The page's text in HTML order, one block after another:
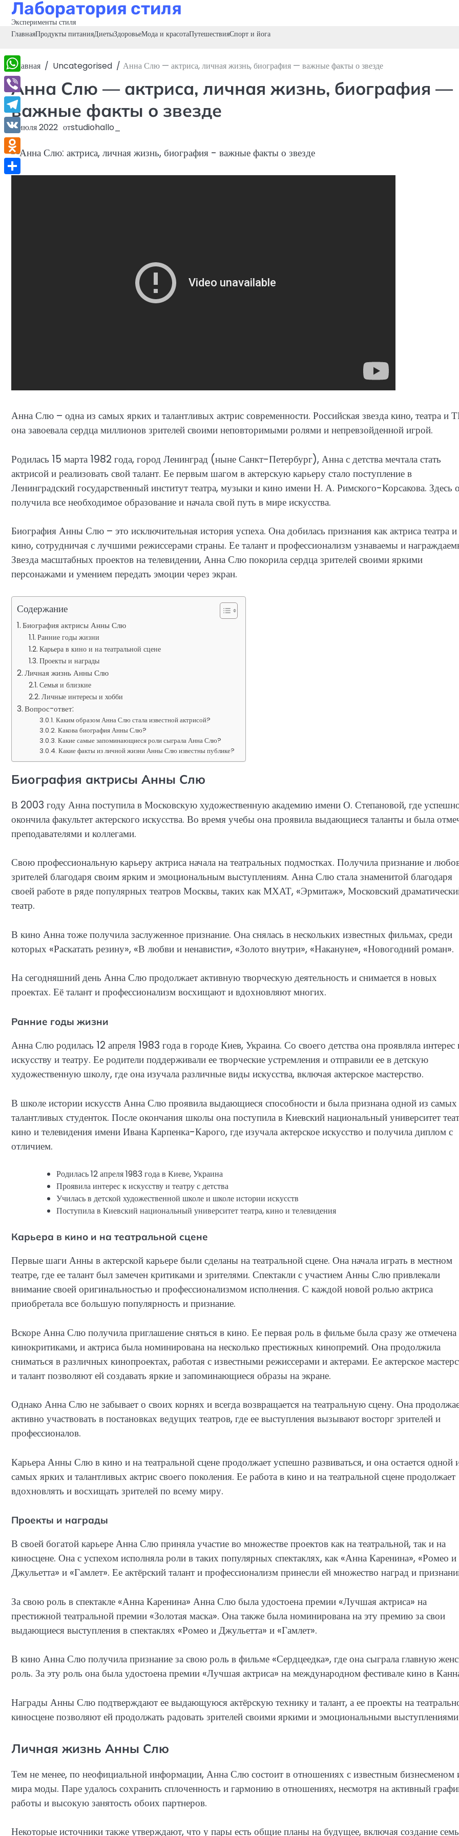
Перейти
содержимому
Лаборатория стиля
Эксперименты стиля
ГлавнаяПродукты питанияДиетыЗдоровьеМода и красотаПутешествияСпорт и йога
Главная Uncategorised Анна Слю — актриса, личная жизнь, биография — важные факты о звезде
Анна Слю — актриса, личная жизнь, биография —
важные факты о звезде
6 июля 2022 отstudiohallo_
Анна Слю – одна из самых ярких и талантливых актрис современности. Российская звезда кино, театра и
она завоевала сердца миллионов зрителей своими неповторимыми ролями и непревзойденной игрой.
Родилась 15 марта 1982 года, город Ленинград (ныне Санкт-Петербург), Анна с детства мечтала стать
актрисой и реализовать свой талант. Ее первым шагом в актерскую карьеру стало поступление в
Ленинградский государственный институт театра, музыки и кино имени Н. А. Римского-Корсакова. Здесь
получила все необходимое образование и начала свой путь в мире искусства.
Биография Анны Слю – это исключительная история успеха. Она добилась признания как актриса театра и
кино, сотрудничая с лучшими режиссерами страны. Ее талант и профессионализм узнаваемы и
Звезда масштабных проектов на телевидении, Анна Слю покорила сердца зрителей своими яркими
персонажами и умением передать эмоции через экран.
Содержание
Биография актрисы Анны Слю
Ранние годы жизни
Карьера в кино и на театральной сцене
Проекты и награды
Личная жизнь Анны Слю
Семья и близкие
Личные интересы и хобби
Вопрос-ответ:
Каким образом Анна Слю стала известной актрисой?
Какова биография Анны Слю?
Какие самые запоминающиеся роли сыграла Анна Слю?
Какие факты из личной жизни Анны Слю известны публике?
Биография актрисы Анны Слю
В 2003 году Анна поступила в Московскую художественную академию имени О. Степановой, где
окончила факультет актерского искусства. Во время учебы она проявила выдающиеся таланты и была
преподавателями и коллегами.
Свою профессиональную карьеру актриса начала на театральных подмостках. Получила признание и
зрителей благодаря своим ярким и эмоциональным выступлениям. Анна Слю стала знаменитой благодаря
своей работе в ряде популярных театров Москвы, таких как МХАТ, «Эрмитаж», Московский
театр.
В кино Анна тоже получила заслуженное признание. Она снялась в нескольких известных фильмах, среди
которых «Раскатать резину», «В любви и ненависти», «Золото внутри», «Накануне», «Новогодний роман».
На сегодняшний день Анна Слю продолжает активную творческую деятельность и снимается в новых
проектах. Её талант и профессионализм восхищают и вдохновляют многих.
Ранние годы жизни
Анна Слю родилась 12 апреля 1983 года в городе Киев, Украина. Со своего детства она проявляла интерес
искусству и театру. Ее родители поддерживали ее творческие устремления и отправили ее в детскую
художественную школу, где она изучала различные виды искусства, включая актерское мастерство.
В школе истории искусств Анна Слю проявила выдающиеся способности и была признана одной из самых
талантливых студенток. После окончания школы она поступила в Киевский национальный университет
кино и телевидения имени Ивана Карпенка-Карого, где изучала актерское искусство и получила диплом с
отличием.
Родилась 12 апреля 1983 года в Киеве, Украина
Проявила интерес к искусству и театру с детства
Училась в детской художественной школе и школе истории искусств
Поступила в Киевский национальный университет театра, кино и телевидения
Карьера в кино и на театральной сцене
Первые шаги Анны в актерской карьере были сделаны на театральной сцене. Она начала играть в местном
театре, где ее талант был замечен критиками и зрителями. Спектакли с участием Анны Слю привлекали
внимание своей оригинальностью и профессионализмом исполнения. С каждой новой ролью актриса
приобретала все большую популярность и признание.
Вскоре Анна Слю получила приглашение сняться в кино. Ее первая роль в фильме была сразу же отмечена
кинокритиками, и актриса была номинирована на несколько престижных кинопремий. Она продолжила
сниматься в различных кинопроектах, работая с известными режиссерами и актерами. Ее актерское
и талант позволяют ей создавать яркие и запоминающиеся образы на экране.
Однако Анна Слю не забывает о своих корнях и всегда возвращается на театральную сцену. Она
активно участвовать в постановках ведущих театров, где ее выступления вызывают восторг зрителей и
профессионалов.
Карьера Анны Слю в кино и на театральной сцене продолжает успешно развиваться, и она остается одной
самых ярких и талантливых актрис своего поколения. Ее работа в кино и на театральной сцене продолжает
вдохновлять и восхищать зрителей по всему миру.
Проекты и награды
В своей богатой карьере Анна Слю приняла участие во множестве проектов как на театральной, так и на
киносцене. Она с успехом исполняла роли в таких популярных спектаклях, как «Анна Каренина», «Ромео и
Джульетта» и «Гамлет». Ее актёрский талант и профессионализм принесли ей множество наград и
За свою роль в спектакле «Анна Каренина» Анна Слю была удостоена премии «Лучшая актриса» на
престижной театральной премии «Золотая маска». Она также была номинирована на эту премию за свои
выдающиеся выступления в спектаклях «Ромео и Джульетта» и «Гамлет».
В кино Анна Слю получила признание за свою роль в фильме «Сердцеедка», где она сыграла главную
роль. За эту роль она была удостоена премии «Лучшая актриса» на международном фестивале кино в
Награды Анны Слю подтверждают ее выдающуюся актёрскую технику и талант, а ее проекты на
киносцене позволяют ей продолжать радовать зрителей своими яркими и эмоциональными
Личная жизнь Анны Слю
Тем не менее, по неофициальной информации, Анна Слю состоит в отношениях с известным бизнесменом
мира моды. Паре удалось сохранить сплоченность и гармонию в отношениях, несмотря на активный
работы и высокую занятость обоих партнеров.
Некоторые источники также утверждают, что у пары есть общие планы на будущее, включая создание
WhatsApp
Viber
Telegram
VK
Odnoklassniki